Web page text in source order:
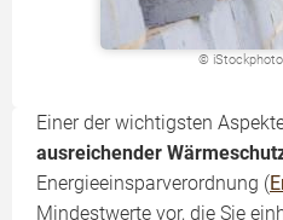
©
Einer der wichtigsten
ausreichender
Energieeinsparverordnung (
Mindestwerte vor, die Sie